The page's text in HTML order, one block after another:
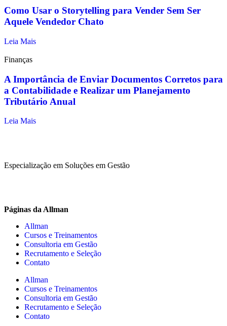
Como Usar o Storytelling para Vender Sem Ser
Aquele Vendedor Chato
Leia Mais
Finanças
A Importância de Enviar Documentos Corretos para
a Contabilidade e Realizar um Planejamento
Tributário Anual
Leia Mais
Especialização em Soluções em Gestão
Páginas da Allman
Allman
Cursos e Treinamentos
Consultoria em Gestão
Recrutamento e Seleção
Contato
Allman
Cursos e Treinamentos
Consultoria em Gestão
Recrutamento e Seleção
Contato